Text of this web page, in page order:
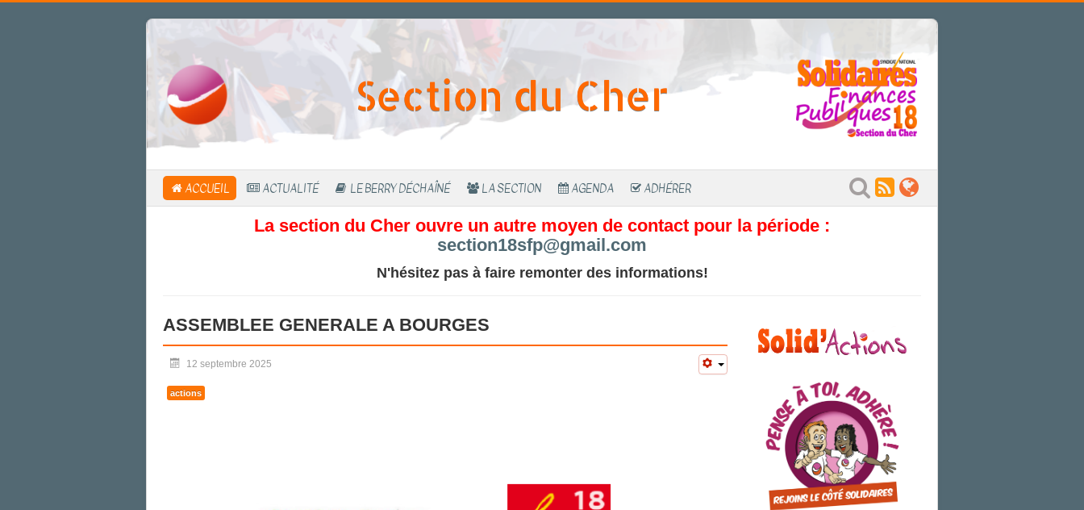
Section du Cher
ACCUEIL ACTUALITÉ LE BERRY DÉCHAÎNÉ LA SECTION AGENDA ADHÉRER
La section du Cher ouvre un autre moyen de contact pour la période :
section18sfp@gmail.com
N'hésitez pas à faire remonter des informations!
ASSEMBLEE GENERALE A BOURGES
12 septembre 2025
actions